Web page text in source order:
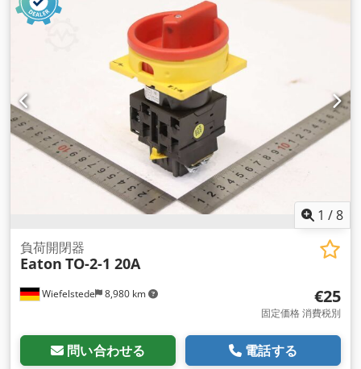
1 /8
Wiefelstede 8,980 km
負荷開閉器
Eaton TO-2-1 20A
€25
固定価格 消費税別
問い合わせる 電話する